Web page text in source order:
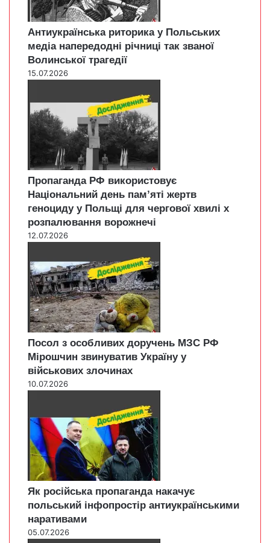
Антиукраїнська риторика у Польських
медіа напередодні річниці так званої
Волинської трагедії
15.07.2026
Пропаганда РФ використовує
Національний день пам’яті жертв
геноциду у Польщі для чергової хвилі х
розпалювання ворожнечі
12.07.2026
Посол з особливих доручень МЗС РФ
Мірошчин звинуватив Україну у
військових злочинах
10.07.2026
Як російська пропаганда накачує
польський інфопростір антиукраїнськими
наративами
05.07.2026